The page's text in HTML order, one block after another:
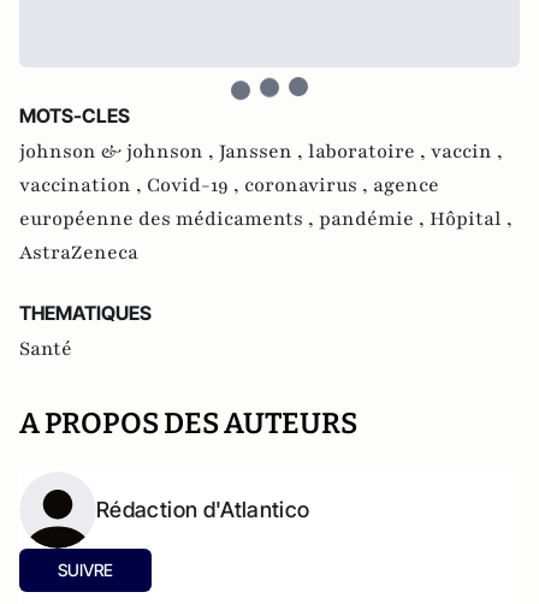
MOTS-CLES
johnson & johnson , Janssen , laboratoire , vaccin ,
vaccination , Covid-19 , coronavirus , agence
européenne des médicaments , pandémie , Hôpital ,
AstraZeneca
THEMATIQUES
Santé
A PROPOS DES AUTEURS
Rédaction d'Atlantico
SUIVRE